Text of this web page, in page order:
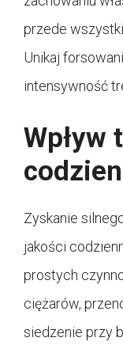
przede
Unikaj
intensywność
Wpływ
Zyskanie
jakości
prostych
ciężarów,
siedzenie przy